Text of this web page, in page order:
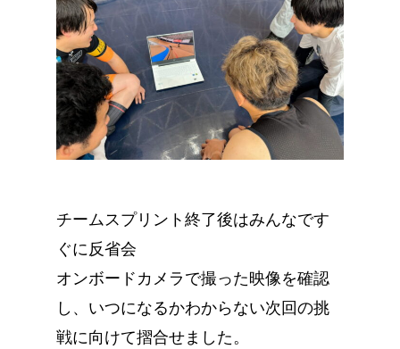
チームスプリント終了後はみんなです
ぐに反省会
オンボードカメラで撮った映像を確認
し、いつになるかわからない次回の挑
戦に向けて摺合せました。